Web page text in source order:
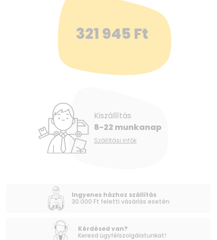
321 945 Ft
Kiszállítás
8-22 munkanap
Szállítási infók
Ingyenes házhoz szállítás
30.000 Ft feletti vásárlás esetén
Kérdésed van?
Keresd ügyfélszolgálatunkat!